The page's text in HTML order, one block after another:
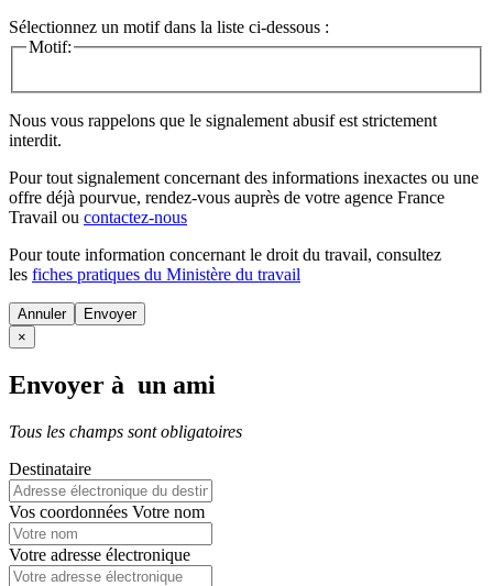
Sélectionnez un motif dans la liste ci-dessous :
Motif:
Nous vous rappelons que le signalement abusif est strictement
interdit.
Pour tout signalement concernant des informations inexactes ou une
offre déjà pourvue, rendez-vous auprès de votre agence France
Travail ou contactez-nous
Pour toute information concernant le droit du travail, consultez
les fiches pratiques du Ministère du travail
Annuler
×
Envoyer à un ami
Tous les champs sont obligatoires
Destinataire
Vos coordonnées Votre nom
Votre adresse électronique